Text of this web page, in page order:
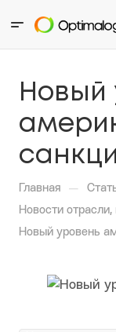
Новый
Главная —
Новости
Новый уровень